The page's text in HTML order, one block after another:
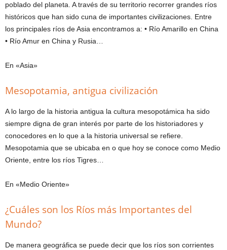
poblado del planeta. A través de su territorio recorrer grandes ríos
históricos que han sido cuna de importantes civilizaciones. Entre
los principales ríos de Asia encontramos a: • Río Amarillo en China
• Río Amur en China y Rusia…
En «Asia»
Mesopotamia, antigua civilización
A lo largo de la historia antigua la cultura mesopotámica ha sido
siempre digna de gran interés por parte de los historiadores y
conocedores en lo que a la historia universal se refiere.
Mesopotamia que se ubicaba en o que hoy se conoce como Medio
Oriente, entre los ríos Tigres…
En «Medio Oriente»
¿Cuáles son los Ríos más Importantes del
Mundo?
De manera geográfica se puede decir que los ríos son corrientes